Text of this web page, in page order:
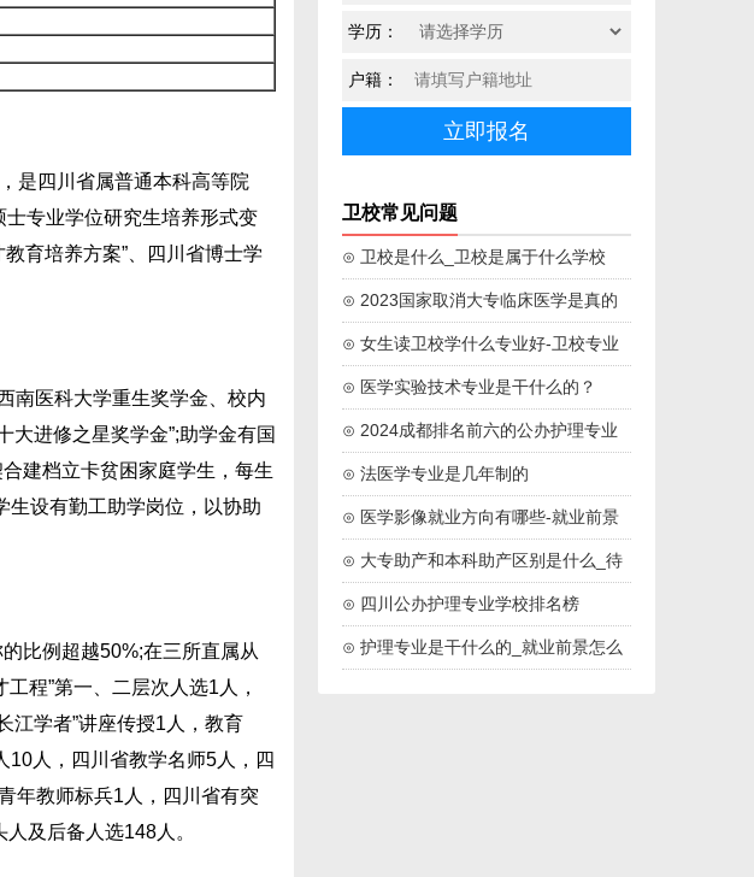
是四川省属普通本科高等院
士专业学位研究生培养形式变
育培养方案”、四川省博士学
南医科大学重生奖学金、校内
大进修之星奖学金”;助学金有国
建档立卡贫困家庭学生，每生
生设有勤工助学岗位，以协助
比例超越50%;在三所直属从
程”第一、二层次人选1人，
江学者”讲座传授1人，教育
10人，四川省教学名师5人，四
年教师标兵1人，四川省有突
及后备人选148人。
学历：
户籍：
卫校常见问题
⊙ 卫校是什么_卫校是属于什么学校
⊙ 2023国家取消大专临床医学是真的
吗
⊙ 女生读卫校学什么专业好-卫校专业
学校推荐
⊙ 医学实验技术专业是干什么的？
⊙ 2024成都排名前六的公办护理专业
学校名单
⊙ 法医学专业是几年制的
⊙ 医学影像就业方向有哪些-就业前景
怎么样
⊙ 大专助产和本科助产区别是什么_待
遇一样吗
⊙ 四川公办护理专业学校排名榜
（2024最新）
⊙ 护理专业是干什么的_就业前景怎么